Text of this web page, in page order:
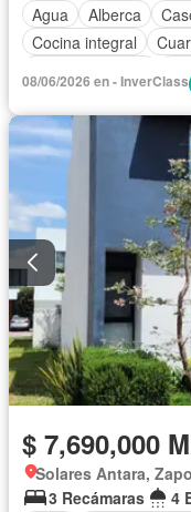
Agua
Alberca
Cocina integral
Sala
Terraza
08/06/2026 en - InverClass
$ 7,690,000
Solares Antara,
3 Recámaras
4